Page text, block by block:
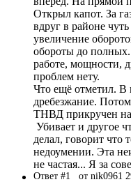
Открыл капот. За
вдруг в районе
увеличение
обороты до
работе, мощности,
проблем нету.
Что ещё отметил. В
дребезжание.
ТНВД прикручен
Убивает и другое
делал, говорит что
недоумении. Эта
не частая... Я за
Ответ #1 от nik0961